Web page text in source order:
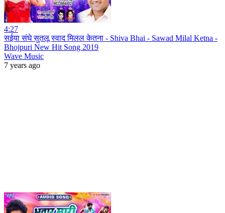
4:27
सईया संघे सुतलू स्वाद मिलल केतना - Shiva Bhai - Sawad Milal Ketna -
Bhojpuri New Hit Song 2019
Wave Music
7 years ago